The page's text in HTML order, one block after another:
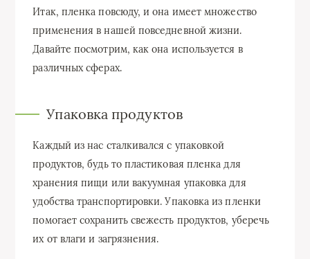
Итак, пленка повсюду, и она имеет множество
применения в нашей повседневной жизни.
Давайте посмотрим, как она используется в
различных сферах.
Упаковка продуктов
Каждый из нас сталкивался с упаковкой
продуктов, будь то пластиковая пленка для
хранения пищи или вакуумная упаковка для
удобства транспортировки. Упаковка из пленки
помогает сохранить свежесть продуктов, уберечь
их от влаги и загрязнения.